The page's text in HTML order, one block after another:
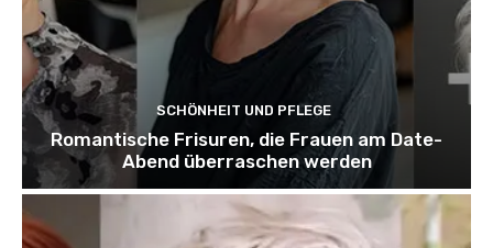
SCHÖNHEIT UND PFLEGE
Romantische Frisuren, die Frauen am Date-
Abend überraschen werden